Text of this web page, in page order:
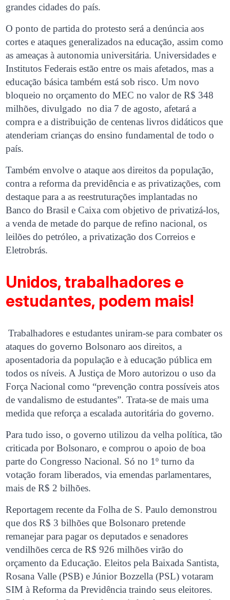
grandes cidades do país.
O ponto de partida do protesto será a denúncia aos
cortes e ataques generalizados na educação, assim como
as ameaças à autonomia universitária. Universidades e
Institutos Federais estão entre os mais afetados, mas a
educação básica também está sob risco. Um novo
bloqueio no orçamento do MEC no valor de R$ 348
milhões, divulgado no dia 7 de agosto, afetará a
compra e a distribuição de centenas livros didáticos que
atenderiam crianças do ensino fundamental de todo o
país.
Também envolve o ataque aos direitos da população,
contra a reforma da previdência e as privatizações, com
destaque para a as reestruturações implantadas no
Banco do Brasil e Caixa com objetivo de privatizá-los,
a venda de metade do parque de refino nacional, os
leilões do petróleo, a privatização dos Correios e
Eletrobrás.
Unidos, trabalhadores e
estudantes, podem mais!
Trabalhadores e estudantes uniram-se para combater os
ataques do governo Bolsonaro aos direitos, a
aposentadoria da população e à educação pública em
todos os níveis. A Justiça de Moro autorizou o uso da
Força Nacional como “prevenção contra possíveis atos
de vandalismo de estudantes”. Trata-se de mais uma
medida que reforça a escalada autoritária do governo.
Para tudo isso, o governo utilizou da velha política, tão
criticada por Bolsonaro, e comprou o apoio de boa
parte do Congresso Nacional. Só no 1º turno da
votação foram liberados, via emendas parlamentares,
mais de R$ 2 bilhões.
Reportagem recente da Folha de S. Paulo demonstrou
que dos R$ 3 bilhões que Bolsonaro pretende
remanejar para pagar os deputados e senadores
vendilhões cerca de R$ 926 milhões virão do
orçamento da Educação. Eleitos pela Baixada Santista,
Rosana Valle (PSB) e Júnior Bozzella (PSL) votaram
SIM à Reforma da Previdência traindo seus eleitores.